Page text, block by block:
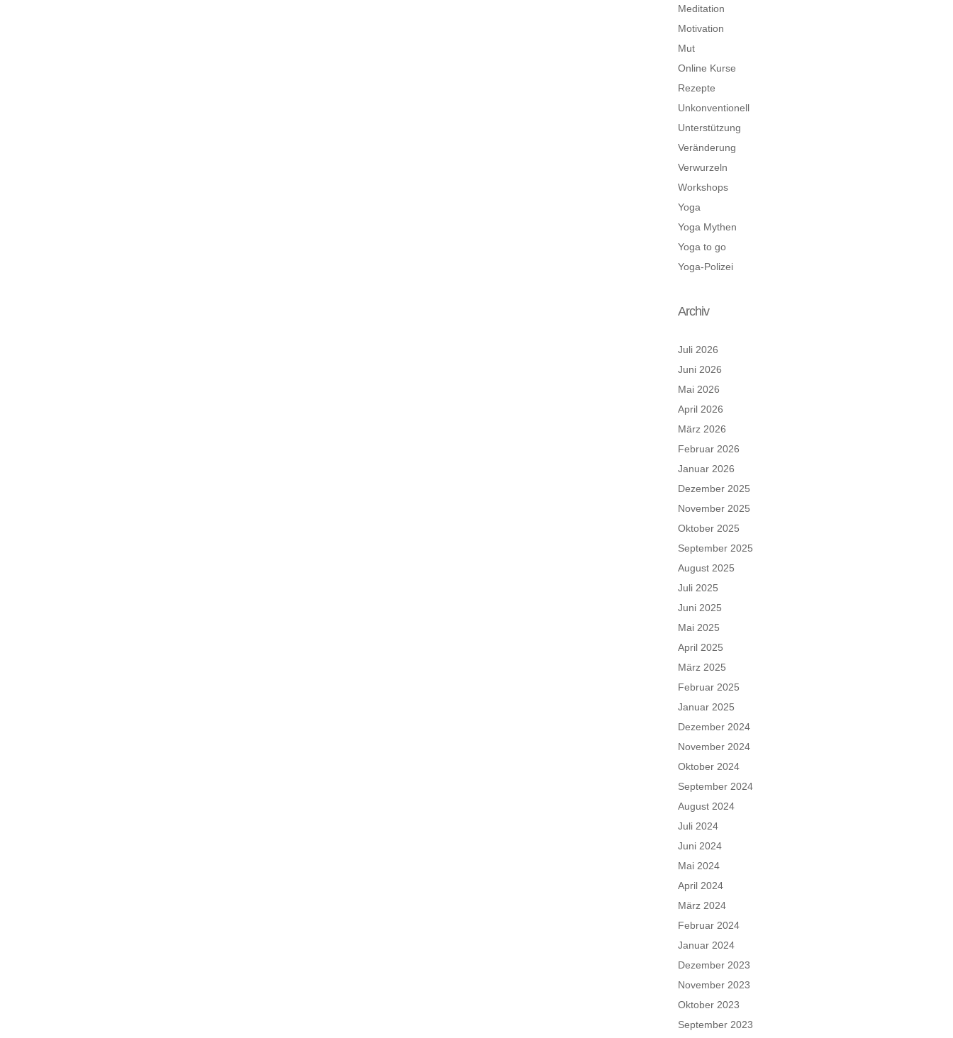
Meditation
Motivation
Mut
Online Kurse
Rezepte
Unkonventionell
Unterstützung
Veränderung
Verwurzeln
Workshops
Yoga
Yoga Mythen
Yoga to go
Yoga-Polizei
Archiv
Juli 2026
Juni 2026
Mai 2026
April 2026
März 2026
Februar 2026
Januar 2026
Dezember 2025
November 2025
Oktober 2025
September 2025
August 2025
Juli 2025
Juni 2025
Mai 2025
April 2025
März 2025
Februar 2025
Januar 2025
Dezember 2024
November 2024
Oktober 2024
September 2024
August 2024
Juli 2024
Juni 2024
Mai 2024
April 2024
März 2024
Februar 2024
Januar 2024
Dezember 2023
November 2023
Oktober 2023
September 2023